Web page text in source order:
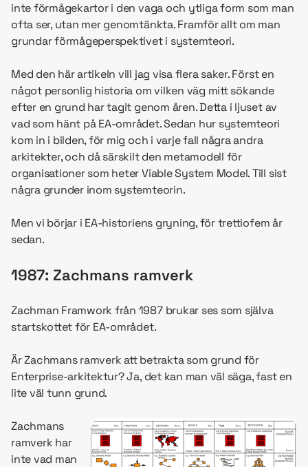
inte förmågekartor i den vaga och ytliga form som man
ofta ser, utan mer genomtänkta. Framför allt om man
grundar förmågeperspektivet i systemteori.
Med den här artikeln vill jag visa flera saker. Först en
något personlig historia om vilken väg mitt sökande
efter en grund har tagit genom åren. Detta i ljuset av
vad som hänt på EA-området. Sedan hur systemteori
kom in i bilden, för mig och i varje fall några andra
arkitekter, och då särskilt den metamodell för
organisationer som heter Viable System Model. Till sist
några grunder inom systemteorin.
Men vi börjar i EA-historiens gryning, för trettiofem år
sedan.
1987: Zachmans ramverk
Zachman Framwork från 1987 brukar ses som själva
startskottet för EA-området.
Är Zachmans ramverk att betrakta som grund för
Enterprise-arkitektur? Ja, det kan man väl säga, fast en
lite väl tunn grund.
Zachmans
ramverk har
inte vad man